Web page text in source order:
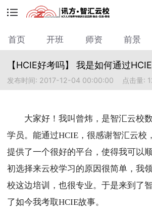
首页 开班 师资 前景
【HCIE好考吗】 我是如何通过
发布时间: 2017-12-04 00:00:00 点击量:
大家好！我叫曾炜，是智汇云校
学员。能通过HCIE，很感谢智汇云校
提供了一个很好的平台，使得我可以
初选择来云校学习的原因很简单，我
校这边培训，也很专业。于是来到了
了如今我考取HCIE故事。